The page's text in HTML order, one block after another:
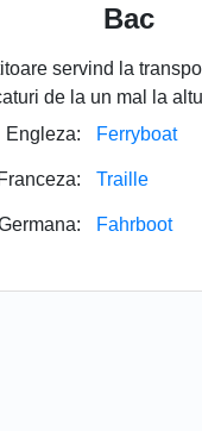
Bac
servind la
de la un mal la
Engleza:
Ferryboat
Franceza: Traille
Fahrboot